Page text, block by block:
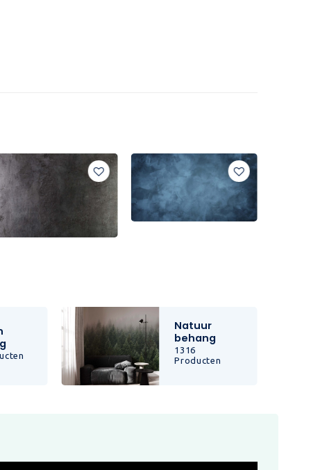
Natuur
behang
1316
Producten